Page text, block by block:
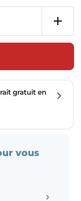
gratuit en
vous
›